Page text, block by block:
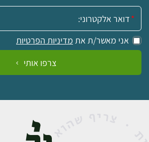
אימייל:
אני מאשר/ת את מדיניות הפרטיות
צרפו אותי